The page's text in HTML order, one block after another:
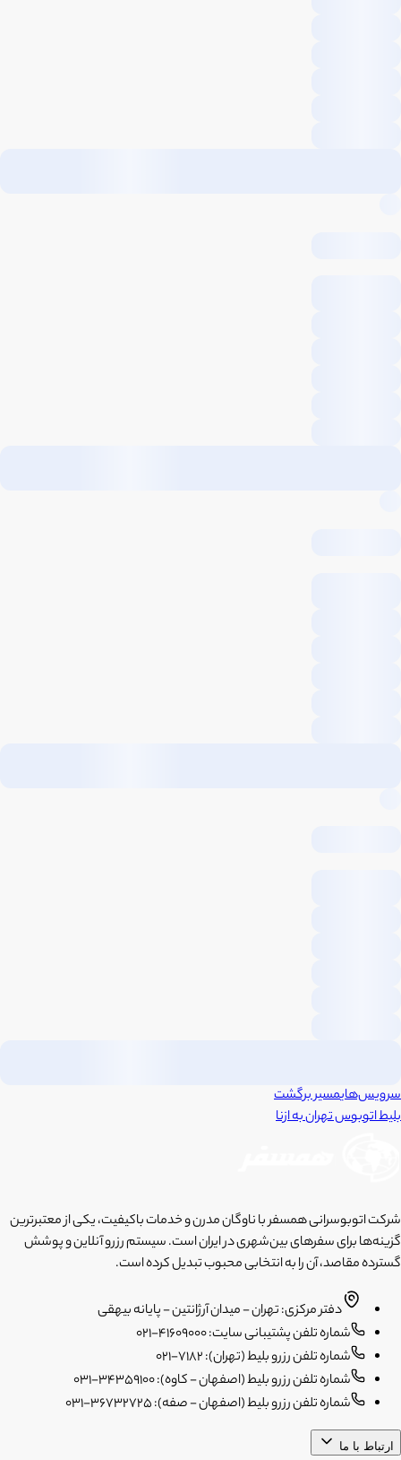
سرویس‌هایمسیر برگشت
بلیط اتوبوستهرانبهازنا
شرکت اتوبوسرانی همسفر با ناوگان مدرن و خدمات باکیفیت، یکی از معتبرترین
گزینه‌ها برای سفرهای بین‌شهری در ایران است. سیستم رزرو آنلاین و پوشش
گسترده مقاصد، آن را به انتخابی محبوب تبدیل کرده است.
دفتر مرکزی: تهران - میدان آرژانتین - پایانه بیهقی
شماره تلفن پشتیبانی سایت: 41609000-021
شماره تلفن رزرو بلیط (تهران): 7182-021
شماره تلفن رزرو بلیط (اصفهان - کاوه): 34359100-031
شماره تلفن رزرو بلیط (اصفهان - صفه): 36732725-031
ارتباط با ما